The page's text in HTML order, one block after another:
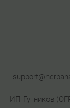
ИП Гутников